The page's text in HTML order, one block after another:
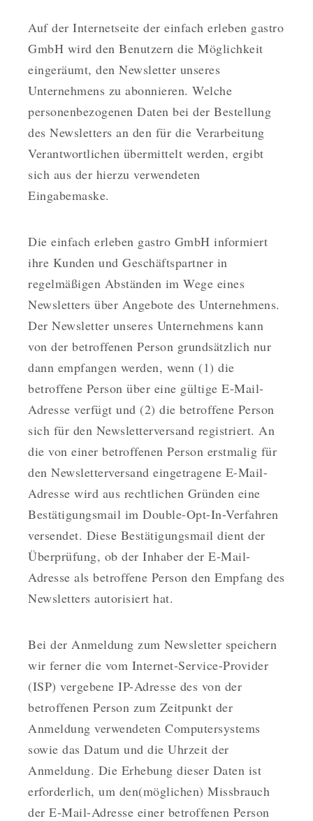
Auf der Internetseite der einfach erleben gastro
GmbH wird den Benutzern die Möglichkeit
eingeräumt, den Newsletter unseres
Unternehmens zu abonnieren. Welche
personenbezogenen Daten bei der Bestellung
des Newsletters an den für die Verarbeitung
Verantwortlichen übermittelt werden, ergibt
sich aus der hierzu verwendeten
Eingabemaske.
Die einfach erleben gastro GmbH informiert
ihre Kunden und Geschäftspartner in
regelmäßigen Abständen im Wege eines
Newsletters über Angebote des Unternehmens.
Der Newsletter unseres Unternehmens kann
von der betroffenen Person grundsätzlich nur
dann empfangen werden, wenn (1) die
betroffene Person über eine gültige E-Mail-
Adresse verfügt und (2) die betroffene Person
sich für den Newsletterversand registriert. An
die von einer betroffenen Person erstmalig für
den Newsletterversand eingetragene E-Mail-
Adresse wird aus rechtlichen Gründen eine
Bestätigungsmail im Double-Opt-In-Verfahren
versendet. Diese Bestätigungsmail dient der
Überprüfung, ob der Inhaber der E-Mail-
Adresse als betroffene Person den Empfang des
Newsletters autorisiert hat.
Bei der Anmeldung zum Newsletter speichern
wir ferner die vom Internet-Service-Provider
(ISP) vergebene IP-Adresse des von der
betroffenen Person zum Zeitpunkt der
Anmeldung verwendeten Computersystems
sowie das Datum und die Uhrzeit der
Anmeldung. Die Erhebung dieser Daten ist
erforderlich, um den(möglichen) Missbrauch
der E-Mail-Adresse einer betroffenen Person